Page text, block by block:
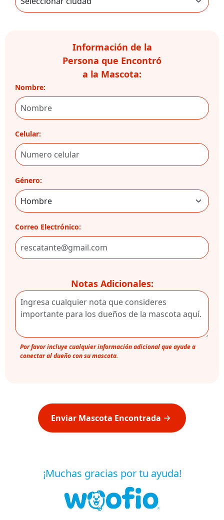
Información de la
Persona que Encontró
a la Mascota:
Nombre:
Celular:
Género:
Correo Electrónico:
Notas Adicionales:
Por favor incluye cualquier información adicional que ayude a
conectar al dueño con su mascota.
Enviar Mascota Encontrada
¡Muchas gracias por tu ayuda!